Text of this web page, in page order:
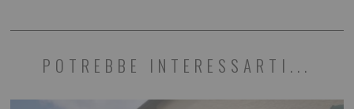
POTREBBE INTERESSARTI...